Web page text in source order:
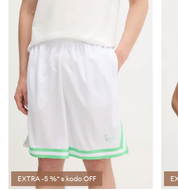
EXTRA -5 %* s kodo OFF